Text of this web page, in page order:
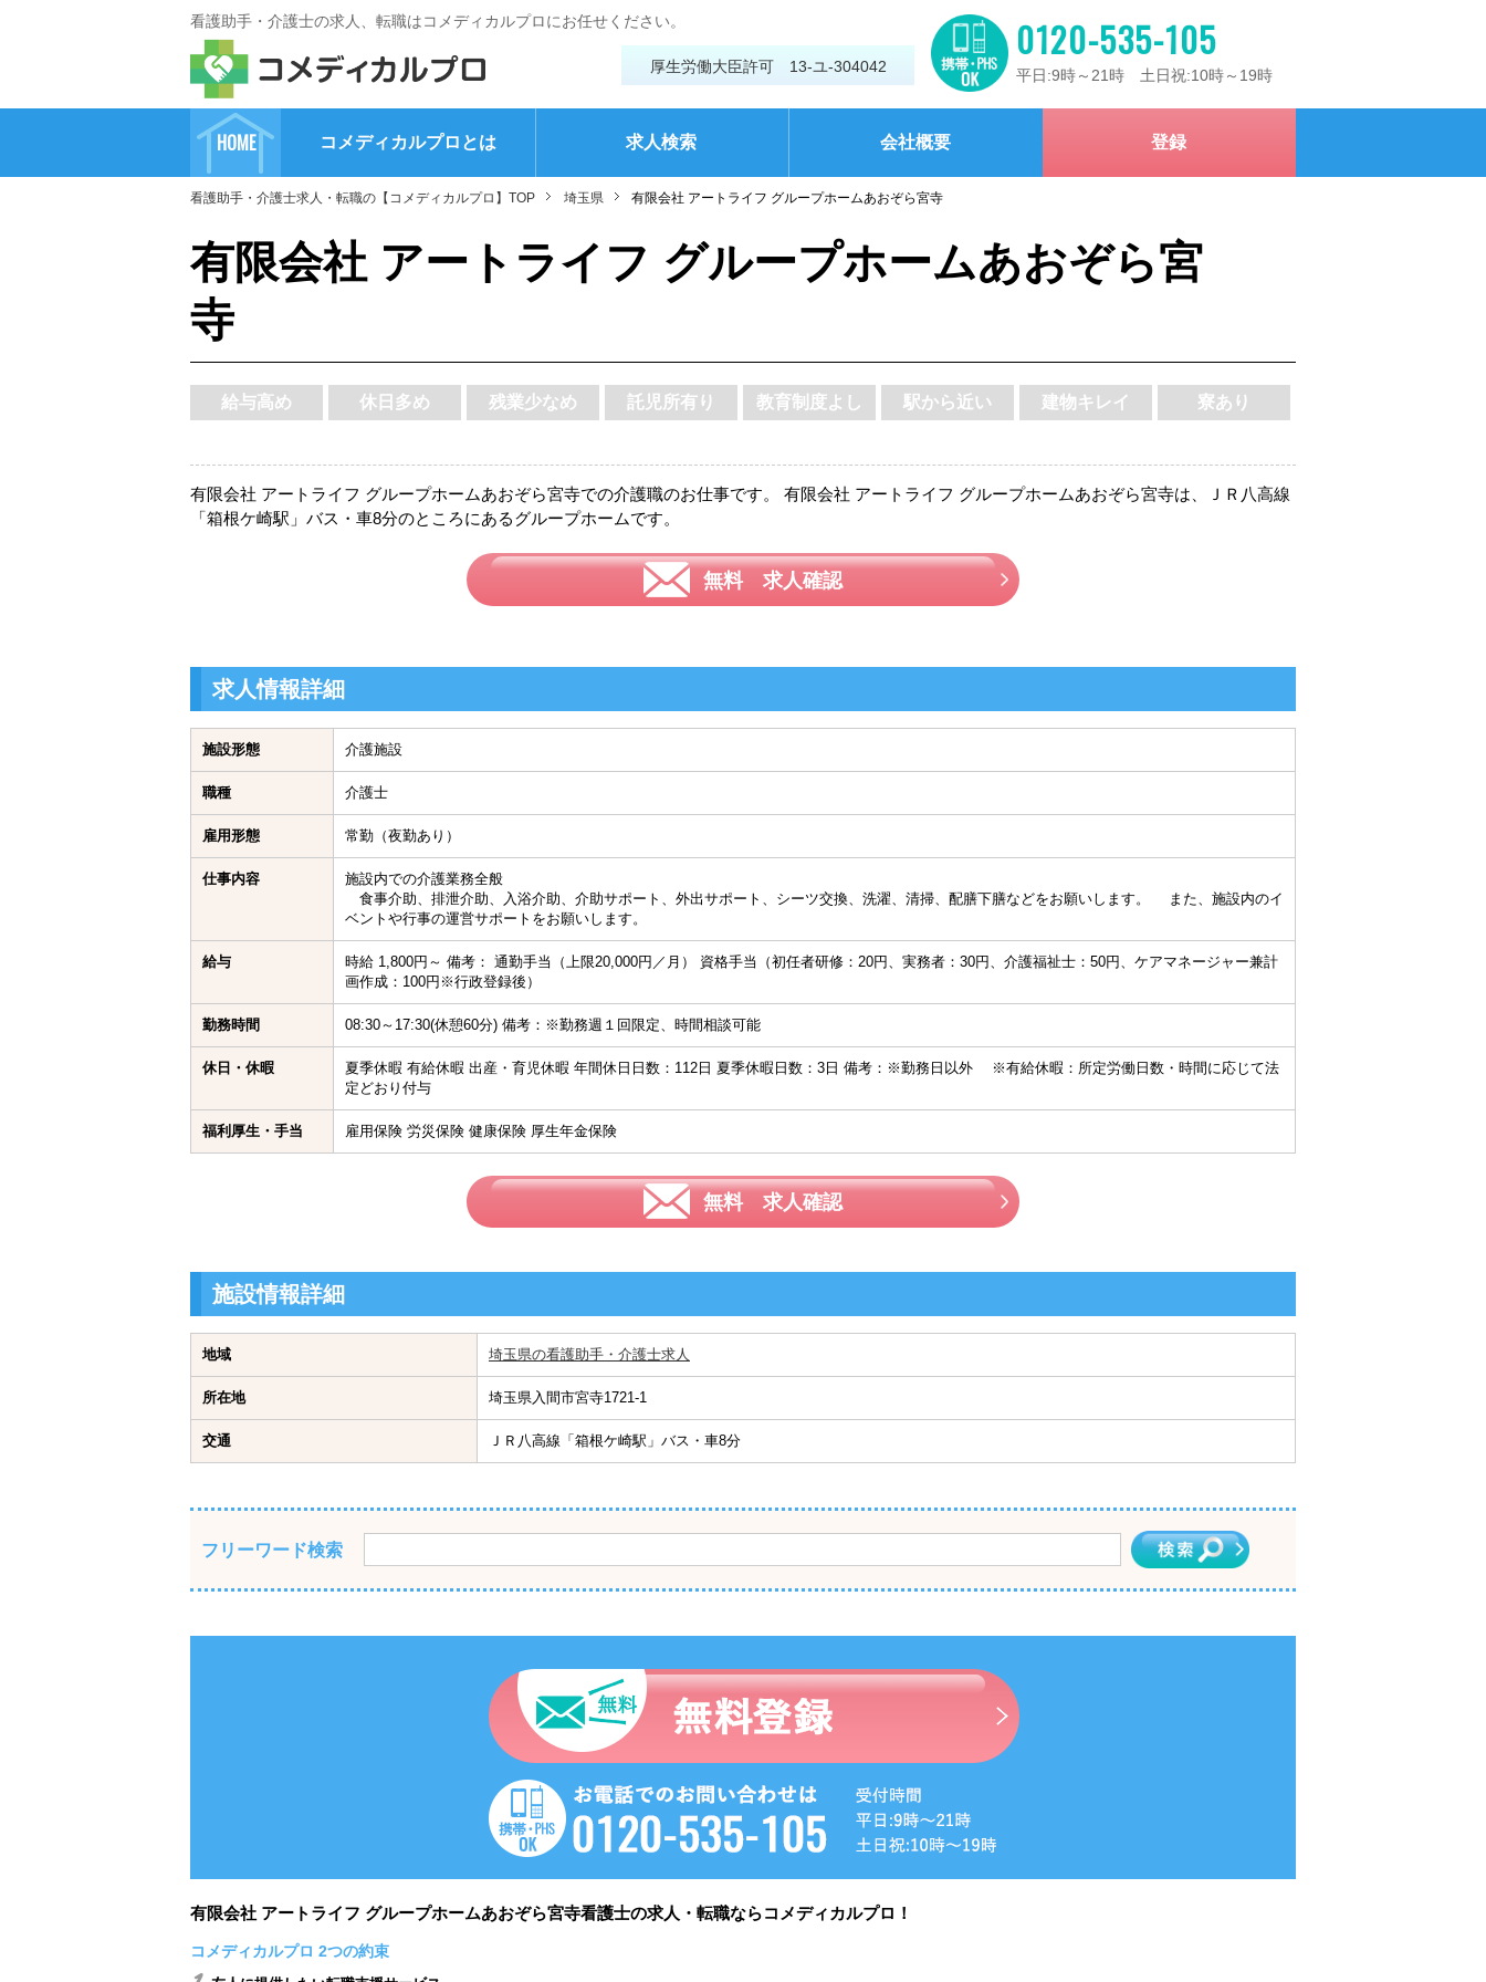
看護助手・介護士の求人、転職はコメディカルプロにお任せください。
厚生労働大臣許可 13-ユ-304042
0120-535-105
平日:9時～21時 土日祝:10時～19時
HOME コメディカルプロとは 求人検索 会社概要 登録
看護助手・介護士求人・転職の【コメディカルプロ】TOP 埼玉県 有限会社 アートライフ グループホームあおぞら宮寺
有限会社 アートライフ グループホームあおぞら宮
寺
給与高め 休日多め 残業少なめ 託児所有り 教育制度よし 駅から近い 建物キレイ 寮あり
有限会社 アートライフ グループホームあおぞら宮寺での介護職のお仕事です。 有限会社 アートライフ グループホームあおぞら宮寺は、ＪＲ八高線
「箱根ケ崎駅」バス・車8分のところにあるグループホームです。
無料 求人確認
求人情報詳細
施設形態 介護施設
職種 介護士
雇用形態 常勤（夜勤あり）
仕事内容
施設内での介護業務全般
食事介助、排泄介助、入浴介助、介助サポート、外出サポート、シーツ交換、洗濯、清掃、配膳下膳などをお願いします。 また、施設内のイ
ベントや行事の運営サポートをお願いします。
給与
時給 1,800円～ 備考： 通勤手当（上限20,000円／月） 資格手当（初任者研修：20円、実務者：30円、介護福祉士：50円、ケアマネージャー兼計
画作成：100円※行政登録後）
勤務時間 08:30～17:30(休憩60分) 備考：※勤務週１回限定、時間相談可能
休日・休暇
夏季休暇 有給休暇 出産・育児休暇 年間休日日数：112日 夏季休暇日数：3日 備考：※勤務日以外 ※有給休暇：所定労働日数・時間に応じて法
定どおり付与
福利厚生・手当 雇用保険 労災保険 健康保険 厚生年金保険
無料 求人確認
施設情報詳細
地域 埼玉県の看護助手・介護士求人
所在地 埼玉県入間市宮寺1721-1
交通 ＪＲ八高線「箱根ケ崎駅」バス・車8分
フリーワード検索
有限会社 アートライフ グループホームあおぞら宮寺看護士の求人・転職ならコメディカルプロ！
コメディカルプロ 2つの約束